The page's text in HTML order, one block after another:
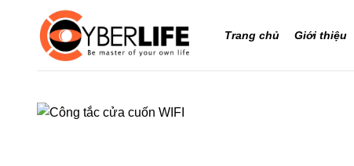
Trang chủ Giới thiệu